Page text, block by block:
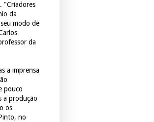
"Criadores
da
modo de
da
a imprensa
pouco
a produção
os
no